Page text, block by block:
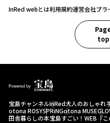
InRed webとは利用規約運営会社プラ
top
宝島チャンネルInRed大人のおしゃれ
otona ROSYSPRiNGotona MUSE
田舎暮らしの本宝島すごい！WEB 『